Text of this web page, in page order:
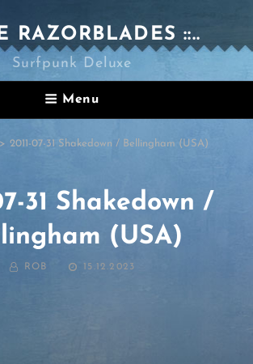
RAZORBLADES ::..
Surfpunk Deluxe
Menu
> 2011-07-31 Shakedown / Bellingham (USA)
31 Shakedown /
(USA)
BY ROB
POSTED
15.12.2023